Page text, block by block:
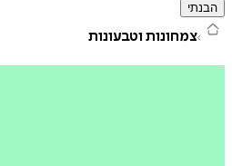
הבנתי
צמחונות וטבעונות